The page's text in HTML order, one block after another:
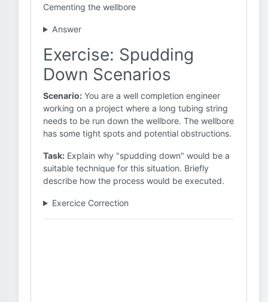
Cementing the wellbore
Answer
Exercise: Spudding
Down Scenarios
Scenario: You are a well completion engineer
working on a project where a long tubing string
needs to be run down the wellbore. The wellbore
has some tight spots and potential obstructions.
Task: Explain why "spudding down" would be a
suitable technique for this situation. Briefly
describe how the process would be executed.
Exercice Correction